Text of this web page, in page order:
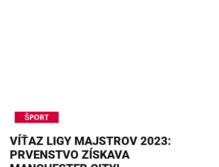
ŠPORT
VÍŤAZ LIGY MAJSTROV 2023:
PRVENSTVO ZÍSKAVA